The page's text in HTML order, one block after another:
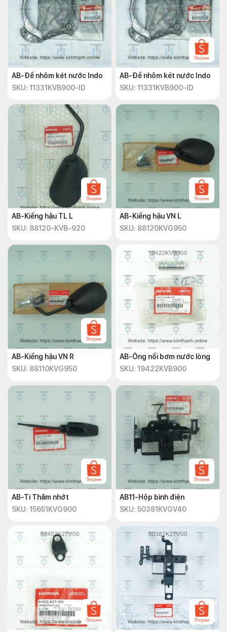
AB-Đế nhôm két nước Indo
SKU: 11331KVB900-ID
AB-Đế nhôm két nước Indo
SKU: 11331KVB900-ID
AB-Kiếng hậu TL L
SKU: 88120-KVB-920
AB-Kiếng hậu VN L
SKU: 88120KVG950
AB-Kiếng hậu VN R
SKU: 88110KVG950
AB-Ống nối bơm nước lòng
SKU: 19422KVB900
AB-Ti Thăm nhớt
SKU: 15651KVG900
AB11-Hộp bình điện
SKU: 50381KVGV40